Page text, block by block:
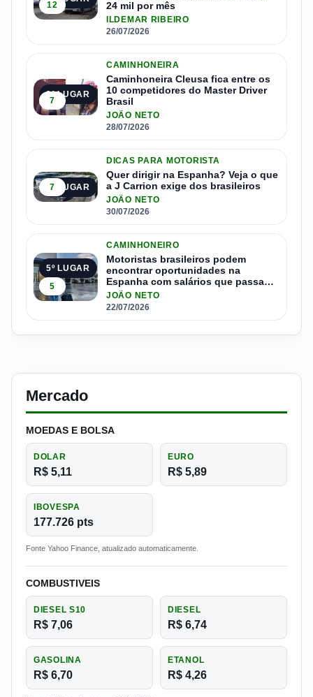
12
24 mil por mês
ILDEMAR RIBEIRO
26/07/2026
3º LUGAR
7
CAMINHONEIRA
Caminhoneira Cleusa fica entre os
10 competidores do Master Driver
Brasil
JOÃO NETO
28/07/2026
4º LUGAR
7
DICAS PARA MOTORISTA
Quer dirigir na Espanha? Veja o que
a J Carrion exige dos brasileiros
JOÃO NETO
30/07/2026
5º LUGAR
5
CAMINHONEIRO
Motoristas brasileiros podem
encontrar oportunidades na
Espanha com salários que passam
de R$ 17 mil por mês
JOÃO NETO
22/07/2026
Mercado
MOEDAS E BOLSA
DOLAR
R$ 5,11
EURO
R$ 5,89
IBOVESPA
177.726 pts
Fonte Yahoo Finance, atualizado automaticamente.
COMBUSTIVEIS
DIESEL S10
R$ 7,06
DIESEL
R$ 6,74
GASOLINA
R$ 6,70
ETANOL
R$ 4,26